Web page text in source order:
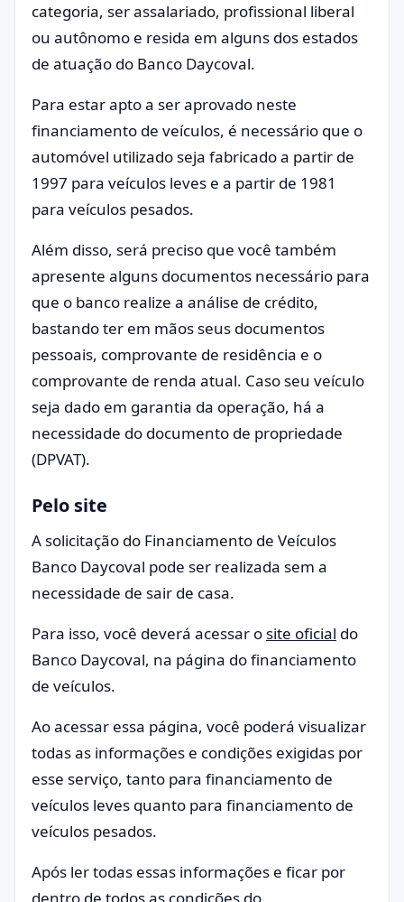
categoria, ser assalariado, profissional liberal
ou autônomo e resida em alguns dos estados
de atuação do Banco Daycoval.
Para estar apto a ser aprovado neste
financiamento de veículos, é necessário que o
automóvel utilizado seja fabricado a partir de
1997 para veículos leves e a partir de 1981
para veículos pesados.
Além disso, será preciso que você também
apresente alguns documentos necessário para
que o banco realize a análise de crédito,
bastando ter em mãos seus documentos
pessoais, comprovante de residência e o
comprovante de renda atual. Caso seu veículo
seja dado em garantia da operação, há a
necessidade do documento de propriedade
(DPVAT).
Pelo site
A solicitação do Financiamento de Veículos
Banco Daycoval pode ser realizada sem a
necessidade de sair de casa.
Para isso, você deverá acessar o site oficial do
Banco Daycoval, na página do financiamento
de veículos.
Ao acessar essa página, você poderá visualizar
todas as informações e condições exigidas por
esse serviço, tanto para financiamento de
veículos leves quanto para financiamento de
veículos pesados.
Após ler todas essas informações e ficar por